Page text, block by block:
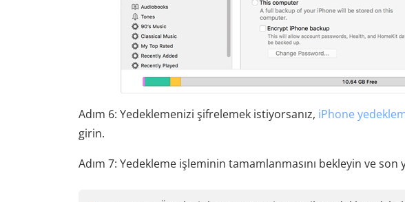
Adım 6: Yedeklemenizi şifrelemek istiyorsanız, iPhone
girin.
Adım 7: Yedekleme işleminin tamamlanmasını bekleyin ve